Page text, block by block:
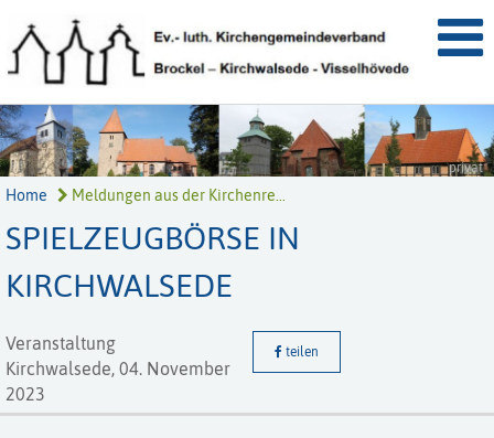
privat
Home Meldungen aus der Kirchenre...
SPIELZEUGBÖRSE IN
KIRCHWALSEDE
Veranstaltung
Kirchwalsede, 04. November
2023
teilen